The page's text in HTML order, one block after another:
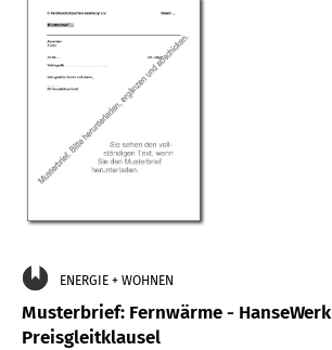
ENERGIE + WOHNEN
Musterbrief: Fernwärme - HanseWerk
Preisgleitklausel